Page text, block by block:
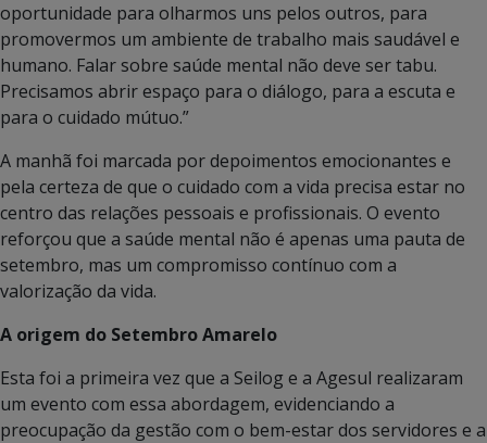
oportunidade para olharmos uns pelos outros, para
promovermos um ambiente de trabalho mais saudável e
humano. Falar sobre saúde mental não deve ser tabu.
Precisamos abrir espaço para o diálogo, para a escuta e
para o cuidado mútuo.”
A manhã foi marcada por depoimentos emocionantes e
pela certeza de que o cuidado com a vida precisa estar no
centro das relações pessoais e profissionais. O evento
reforçou que a saúde mental não é apenas uma pauta de
setembro, mas um compromisso contínuo com a
valorização da vida.
A origem do Setembro Amarelo
Esta foi a primeira vez que a Seilog e a Agesul realizaram
um evento com essa abordagem, evidenciando a
preocupação da gestão com o bem-estar dos servidores e a